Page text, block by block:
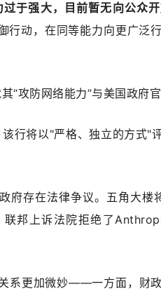
于强大，目前暂无向公众开
动，在同等能力向更广泛
攻防网络能力”与美国政府官
行将以"严格、独立的方式"
府存在法律争议。五角大
邦上诉法院拒绝了
系更加微妙——一方面，财